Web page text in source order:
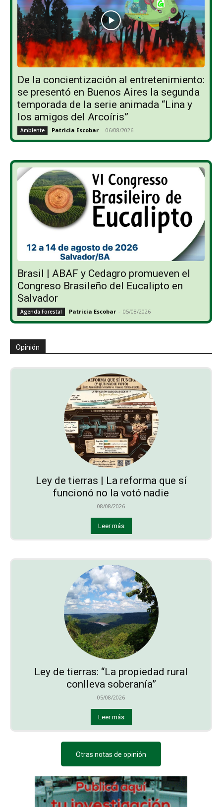
De la concientización al entretenimiento:
se presentó en Buenos Aires la segunda
temporada de la serie animada “Lina y
los amigos del Arcoíris”
Ambiente Patricia Escobar - 06/08/2026
Brasil | ABAF y Cedagro promueven el
Congreso Brasileño del Eucalipto en
Salvador
Agenda Forestal Patricia Escobar - 05/08/2026
Opinión
Ley de tierras | La reforma que sí
funcionó no la votó nadie
08/08/2026
Leer más
Ley de tierras: “La propiedad rural
conlleva soberanía”
05/08/2026
Leer más
Otras notas de opinión